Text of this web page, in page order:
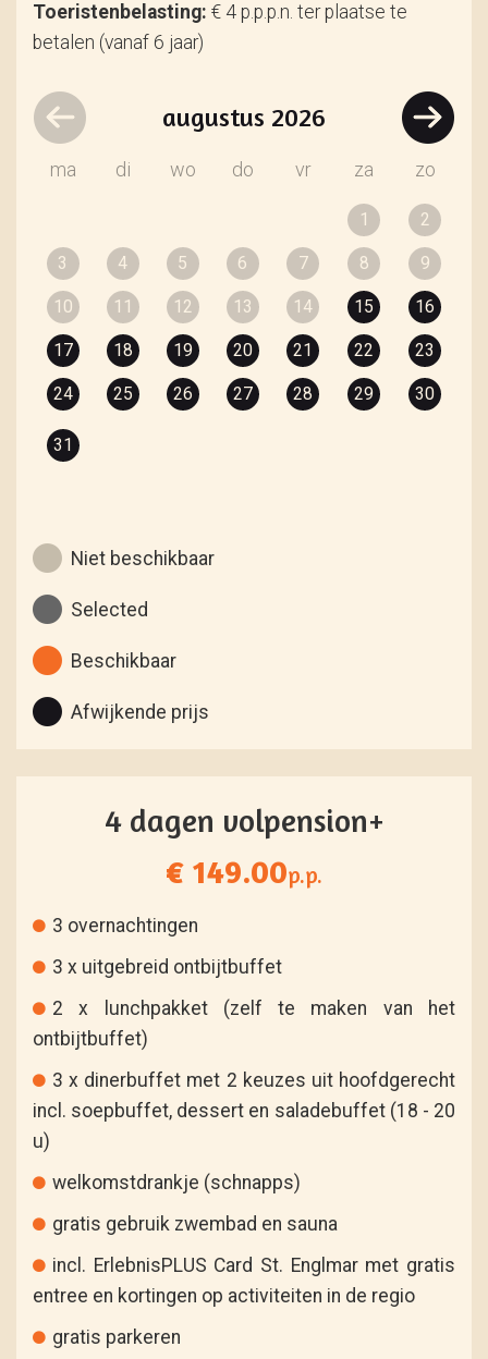
Toeristenbelasting: € 4 p.p.p.n. ter plaatse te
betalen (vanaf 6 jaar)
augustus 2026
ma di wo do vr za zo
1 2
3 4 5 6 7 8 9
10 11 12 13 14 15 16
17 18 19 20 21 22 23
24 25 26 27 28 29 30
31
Niet beschikbaar
Selected
Beschikbaar
Afwijkende prijs
4 dagen volpension+
€ 149.00p.p.
3 overnachtingen
3 x uitgebreid ontbijtbuffet
2 x lunchpakket (zelf te maken van het
ontbijtbuffet)
3 x dinerbuffet met 2 keuzes uit hoofdgerecht
incl. soepbuffet, dessert en saladebuffet (18 - 20
u)
welkomstdrankje (schnapps)
gratis gebruik zwembad en sauna
incl. ErlebnisPLUS Card St. Englmar met gratis
entree en kortingen op activiteiten in de regio
gratis parkeren